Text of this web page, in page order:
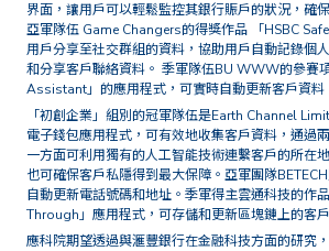
界面，讓用戶可以輕鬆監控其銀行賑戶的狀況，確
亞軍隊伍 Game Changers的得獎作品 「HSBC
用戶分享至社交群組的資料，協助用戶自動記錄個
和分享客戶聯絡資料。 季軍隊伍BU WWW的參賽
Assistant」的應用程式，可實時自動更新客戶資料
「初創企業」組別的冠軍隊伍是Earth Channel
電子錢包應用程式，可有效地收集客戶資料，通過
一方面可利用獨有的人工智能技術連繫客戶的所在
也可確保客戶私隱得到最大保障。亞軍團隊
自動更新電話號碼和地址。季軍得主雲通科技的作
Through」應用程式，可存儲和更新區塊鏈上的客
應科院期望透過與滙豐銀行在金融科技方面的研究